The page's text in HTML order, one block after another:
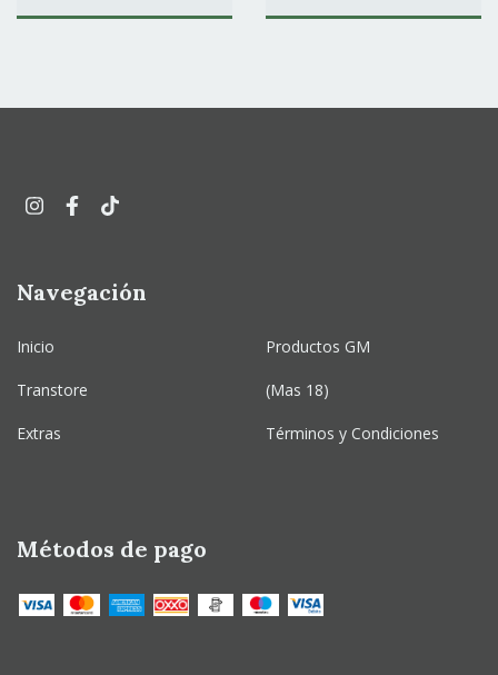
Navegación
Inicio Productos GM
Transtore (Mas 18)
Extras Términos y Condiciones
Métodos de pago